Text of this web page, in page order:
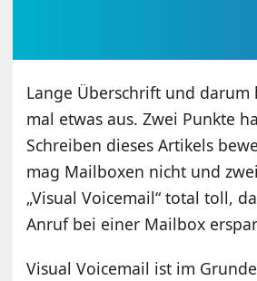
Lange Überschrift und darum
mal etwas aus. Zwei Punkte
Schreiben dieses Artikels
mag Mailboxen nicht und
„Visual Voicemail“ total toll,
Anruf bei einer Mailbox
Visual Voicemail ist im